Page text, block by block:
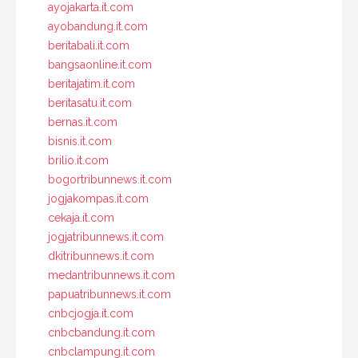
ayojakarta.it.com
ayobandung.it.com
beritabali.it.com
bangsaonline.it.com
beritajatim.it.com
beritasatu.it.com
bernas.it.com
bisnis.it.com
brilio.it.com
bogortribunnews.it.com
jogjakompas.it.com
cekaja.it.com
jogjatribunnews.it.com
dkitribunnews.it.com
medantribunnews.it.com
papuatribunnews.it.com
cnbcjogja.it.com
cnbcbandung.it.com
cnbclampung.it.com